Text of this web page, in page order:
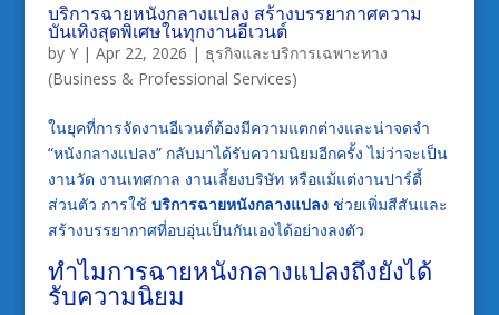
บริการฉายหนังกลางแปลง สร้างบรรยากาศความ
บันเทิงสุดพิเศษในทุกงานอีเวนต์
by Y| Apr 22, 2026 | ธุรกิจและบริการเฉพาะทาง
(Business & Professional Services)
ในยุคที่การจัดงานอีเวนต์ต้องมีความแตกต่างและน่าจดจำ
“หนังกลางแปลง” กลับมาได้รับความนิยมอีกครั้ง ไม่ว่าจะเป็น
งานวัด งานเทศกาล งานเลี้ยงบริษัท หรือแม้แต่งานปาร์ตี้
ส่วนตัว การใช้ บริการฉายหนังกลางแปลงช่วยเพิ่มสีสันและ
สร้างบรรยากาศที่อบอุ่นเป็นกันเองได้อย่างลงตัว
ทำไมการฉายหนังกลางแปลงถึงยังได้
รับความนิยม